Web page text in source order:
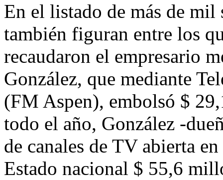
En el listado de más de mil
también figuran entre los
recaudaron el empresario
González, que mediante
(FM Aspen), embolsó $
todo el año, González -
de canales de TV abierta
Estado nacional $ 55,6